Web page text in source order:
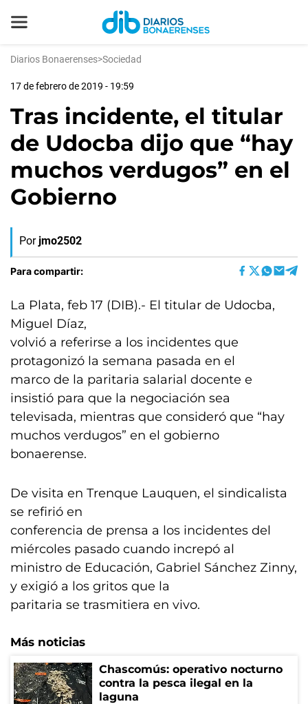
Diarios Bonaerenses>Sociedad
17 de febrero de 2019 - 19:59
Tras incidente, el titular
de Udocba dijo que “hay
muchos verdugos” en el
Gobierno
Por jmo2502
Para compartir:
La Plata, feb 17 (DIB).- El titular de Udocba,
Miguel Díaz,
volvió a referirse a los incidentes que
protagonizó la semana pasada en el
marco de la paritaria salarial docente e
insistió para que la negociación sea
televisada, mientras que consideró que “hay
muchos verdugos” en el gobierno
bonaerense.
De visita en Trenque Lauquen, el sindicalista
se refirió en
conferencia de prensa a los incidentes del
miércoles pasado cuando increpó al
ministro de Educación, Gabriel Sánchez Zinny,
y exigió a los gritos que la
paritaria se trasmitiera en vivo.
Más noticias
Chascomús: operativo nocturno
contra la pesca ilegal en la
laguna